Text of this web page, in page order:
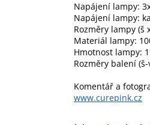
Napájení lampy:
Napájení lampy:
Rozměry lampy (š
Materiál lampy:
Hmotnost lampy:
Rozměry balení
Komentář a
www.curepink.cz